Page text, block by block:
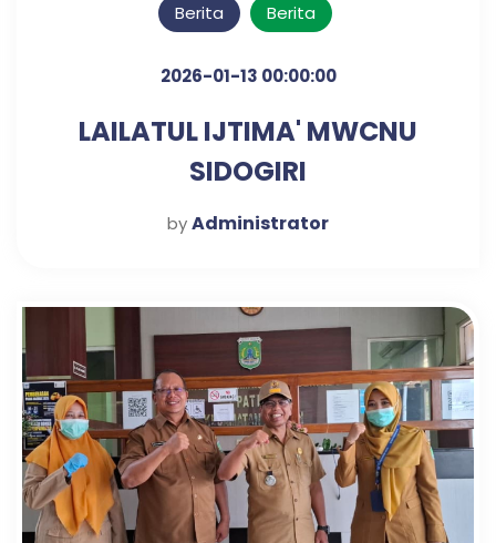
Berita Berita
2026-01-13 00:00:00
LAILATUL IJTIMA' MWCNU
SIDOGIRI
byAdministrator